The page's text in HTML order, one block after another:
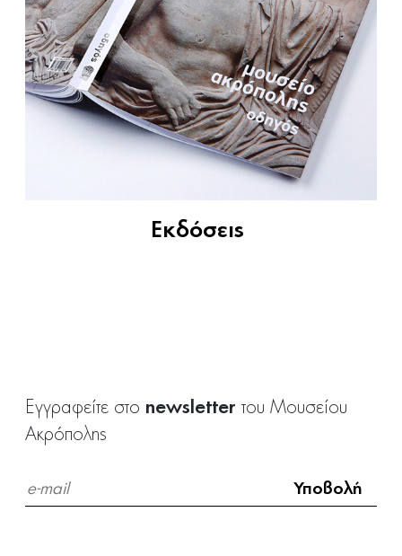
Εκδόσεις
Εγγραφείτε στο newsletter του Μουσείου
Ακρόπολης